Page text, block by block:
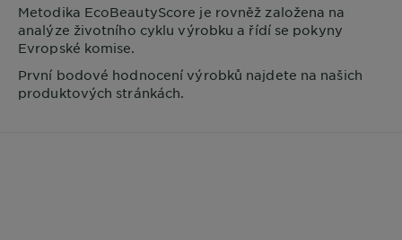
Metodika EcoBeautyScore je rovněž založena na
analýze životního cyklu výrobku a řídí se pokyny
Evropské komise.
První bodové hodnocení výrobků najdete na našich
produktových stránkách.